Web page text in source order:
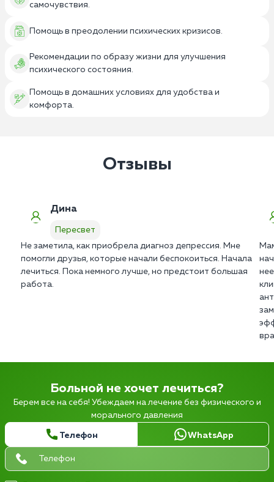
самочувствия.
Помощь в преодолении психических кризисов.
Рекомендации по образу жизни для улучшения
психического состояния.
Помощь в домашних условиях для удобства и
комфорта.
Отзывы
Дина
Пересвет
Не заметила, как приобрела диагноз депрессия. Мне
помогли друзья, которые начали беспокоиться. Начала
лечиться. Пока немного лучше, но предстоит большая
работа.
Больной не хочет лечиться?
Берем все на себя! Убеждаем на лечение без физического и
морального давления
Телефон WhatsApp